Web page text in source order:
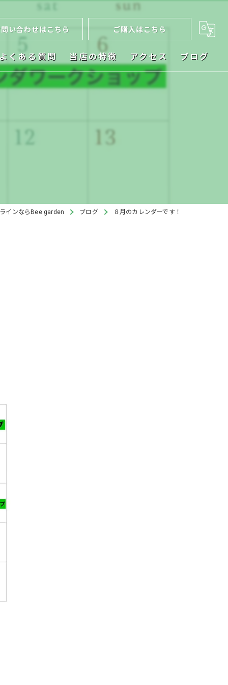
問い合わせはこちら ご購入はこちら
よくある質問 当店の特徴 アクセス ブログ
インならBee garden ブログ ８月のカレンダーです！